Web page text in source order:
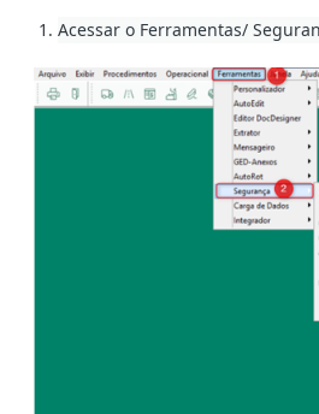
Acessar o Ferramentas/